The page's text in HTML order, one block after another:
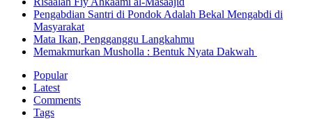
Pengabdian Santri di Pondok Adalah Bekal Mengabdi di
Masyarakat
Mata Ikan, Pengganggu Langkahmu
Memakmurkan Musholla : Bentuk Nyata Dakwah
Popular
Latest
Comments
Tags